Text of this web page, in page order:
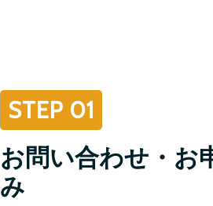
STEP 01
お問い合わせ・お
み